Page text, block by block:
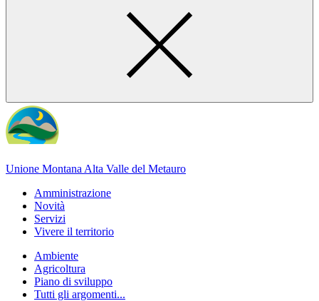
Unione Montana Alta Valle del Metauro
Amministrazione
Novità
Servizi
Vivere il territorio
Ambiente
Agricoltura
Piano di sviluppo
Tutti gli argomenti...